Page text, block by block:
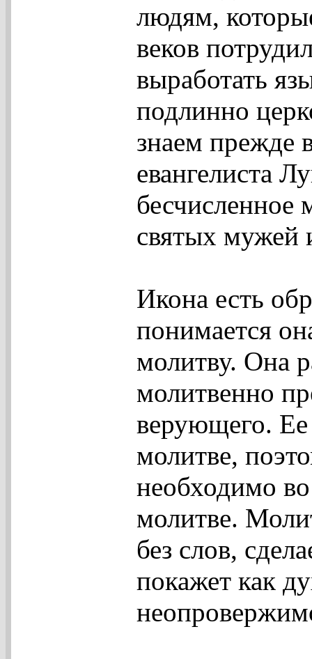
людям,
веков
выработать
подлинно
знаем прежде
евангелиста
бесчисленное
святых мужей
Икона есть
понимается
молитву. Она
молитвенно
верующего. Ее
молитве,
необходимо
молитве.
без слов,
покажет как